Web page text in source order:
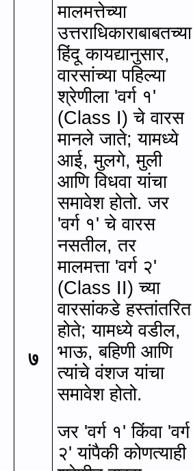
७
मालमत्तेच्या
उत्तराधिकाराबाबतच्या
हिंदू कायद्यानुसार,
वारसांच्या पहिल्या
श्रेणीला 'वर्ग १'
(Class I)चे वारस
मानले जाते;यामध्ये
आई, मुलगे,मुली
आणि विधवा यांचा
समावेश होतो. जर
'वर्ग १'चे वारस
नसतील,तर
मालमत्ता 'वर्ग २'
(Class II)च्या
वारसांकडे हस्तांतरित
होते;यामध्ये वडील,
भाऊ,बहिणी आणि
त्यांचे वंशज यांचा
समावेश होतो.
जर 'वर्ग १'किंवा 'वर्ग
२'यांपैकी कोणत्याही